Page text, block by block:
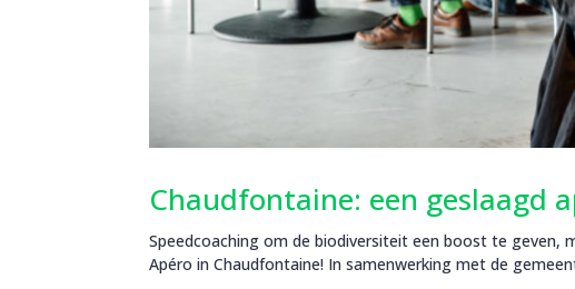
Chaudfontaine: een geslaagd
Speedcoaching om de biodiversiteit een boost te geven,
Apéro in Chaudfontaine! In samenwerking met de